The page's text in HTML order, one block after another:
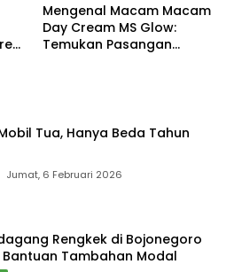
Mengenal Macam Macam
Day Cream MS Glow:
Temukan Pasangan
Tua, Hanya Beda Tahun
Jumat, 6 Februari 2026
Rengkek di Bojonegoro
Bantuan Tambahan Modal